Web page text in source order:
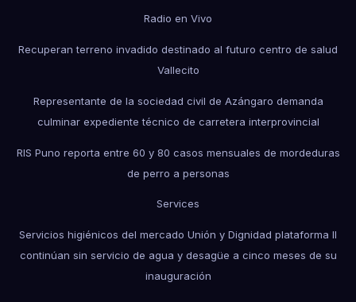
Radio en Vivo
Recuperan terreno invadido destinado al futuro centro de salud
Vallecito
Representante de la sociedad civil de Azángaro demanda
culminar expediente técnico de carretera interprovincial
RIS Puno reporta entre 60 y 80 casos mensuales de mordeduras
de perro a personas
Services
Servicios higiénicos del mercado Unión y Dignidad plataforma II
continúan sin servicio de agua y desagüe a cinco meses de su
inauguración